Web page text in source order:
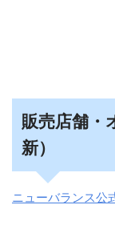
販売店舗・
新）
ニューバランス公